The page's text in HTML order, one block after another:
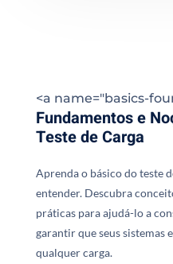
<a name="basics-
Fundamentos e
Teste de Carga
Aprenda o básico do teste
entender. Descubra
práticas para ajudá-lo a
garantir que seus sistemas
qualquer carga.